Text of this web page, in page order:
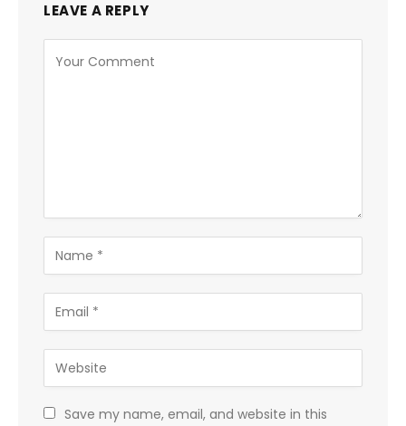
LEAVE A REPLY
Save my name, email, and website in this